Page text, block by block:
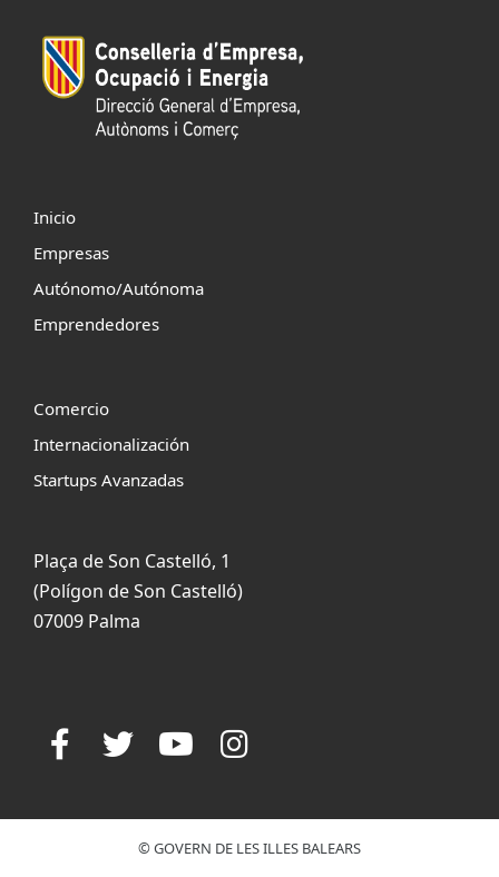
Inicio
Empresas
Autónomo/Autónoma
Emprendedores
Comercio
Internacionalización
Startups Avanzadas
Plaça de Son Castelló, 1
(Polígon de Son Castelló)
07009 Palma
© GOVERN DE LES ILLES BALEARS